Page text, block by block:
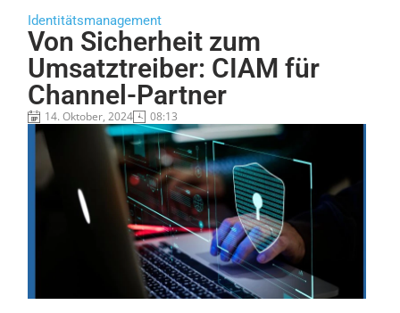
Identitätsmanagement
Von Sicherheit zum
Umsatztreiber: CIAM für
Channel-Partner
14. Oktober, 2024 08:13